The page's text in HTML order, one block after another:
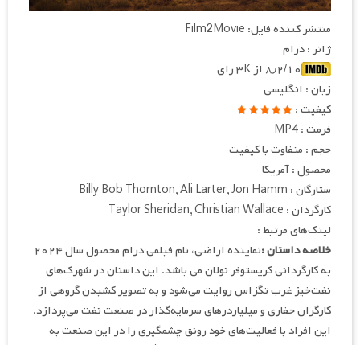
منتشر کننده فایل: Film2Movie
ژانر : درام
۸٫۲/۱۰ از ۳K رای
زبان : انگلیسی
کیفیت :
فرمت : MP4
حجم : متفاوت با کیفیت
محصول : آمریکا
ستارگان : Billy Bob Thornton, Ali Larter, Jon Hamm
کارگردان : Taylor Sheridan, Christian Wallace
لینک‌های مرتبط :
خلاصه داستان :
نماینده اراضی، نام فیلمی درام محصول سال ۲۰۲۴
به کارگردانی کریستوفر نولان می باشد. این داستان در شهرک‌های
نفت‌خیز غرب تگزاس روایت می‌شود و به تصویر کشیدن گروهی از
کارگران حفاری و میلیاردرهای سرمایه‌گذار در صنعت نفت می‌پردازد.
این افراد با فعالیت‌های خود رونق چشمگیری را در این صنعت به